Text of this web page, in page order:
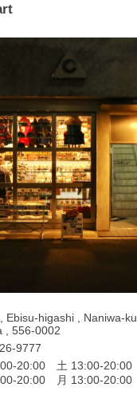
Ebisu-higashi , Naniwa-ku
, 556-0002
9777
20:00 土 13:00-20:00
20:00 月 13:00-20:00